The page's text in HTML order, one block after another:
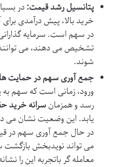
پتانسیل رشد قیمت:در
خرید بالا، پیش درآمدی
در سهم است. سرمایه
تشخیص می دهند، می
شوند.
جمع آوری سهم در حمایت
ورود، زمانی است که سهم
رسد و همزمانسرانه خرید
یابد. این وضعیت نشان
در حال جمع آوری سهم در
می تواند نویدبخش
معامله گر باتجربه این را